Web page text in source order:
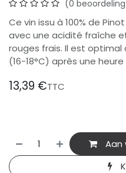
(0
Ce vin issu à 100% de
avec une acidité fraîche
rouges frais. Il est
(16-18°C) après une
13,39 €TTC
Aan